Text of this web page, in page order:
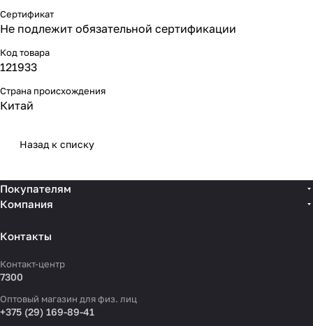
Сертификат
Не подлежит обязательной сертификации
Код товара
121933
Страна происхождения
Китай
Назад к списку
Покупателям
Компания
Контакты
Контакт-центр
7300
Оптовый магазин для физ. лиц
+375 (29) 169-89-41